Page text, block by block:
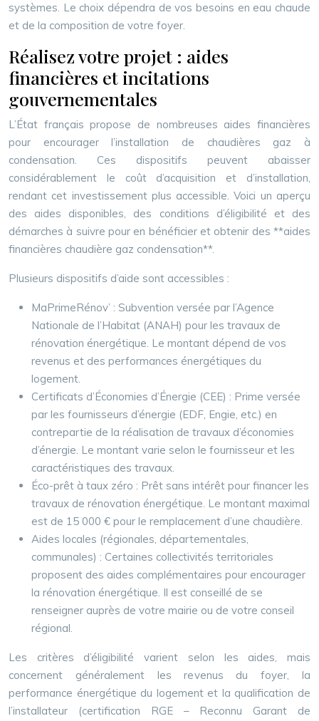
systèmes. Le choix dépendra de vos besoins en eau chaude
et de la composition de votre foyer.
Réalisez votre projet : aides
financières et incitations
gouvernementales
L’État français propose de nombreuses aides financières
pour encourager l’installation de chaudières gaz à
condensation. Ces dispositifs peuvent abaisser
considérablement le coût d’acquisition et d’installation,
rendant cet investissement plus accessible. Voici un aperçu
des aides disponibles, des conditions d’éligibilité et des
démarches à suivre pour en bénéficier et obtenir des **aides
financières chaudière gaz condensation**.
Plusieurs dispositifs d’aide sont accessibles :
MaPrimeRénov’ : Subvention versée par l’Agence
Nationale de l’Habitat (ANAH) pour les travaux de
rénovation énergétique. Le montant dépend de vos
revenus et des performances énergétiques du
logement.
Certificats d’Économies d’Énergie (CEE) : Prime versée
par les fournisseurs d’énergie (EDF, Engie, etc.) en
contrepartie de la réalisation de travaux d’économies
d’énergie. Le montant varie selon le fournisseur et les
caractéristiques des travaux.
Éco-prêt à taux zéro : Prêt sans intérêt pour financer les
travaux de rénovation énergétique. Le montant maximal
est de 15 000 € pour le remplacement d’une chaudière.
Aides locales (régionales, départementales,
communales) : Certaines collectivités territoriales
proposent des aides complémentaires pour encourager
la rénovation énergétique. Il est conseillé de se
renseigner auprès de votre mairie ou de votre conseil
régional.
Les critères d’éligibilité varient selon les aides, mais
concernent généralement les revenus du foyer, la
performance énergétique du logement et la qualification de
l’installateur (certification RGE – Reconnu Garant de